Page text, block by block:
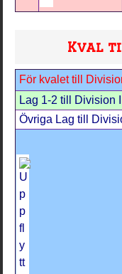
Kval
För kvalet till
Lag 1-2 till Division
Övriga Lag till